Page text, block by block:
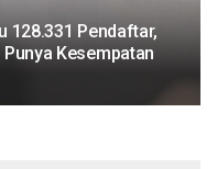
128.331 Pendaftar,
Kesempatan